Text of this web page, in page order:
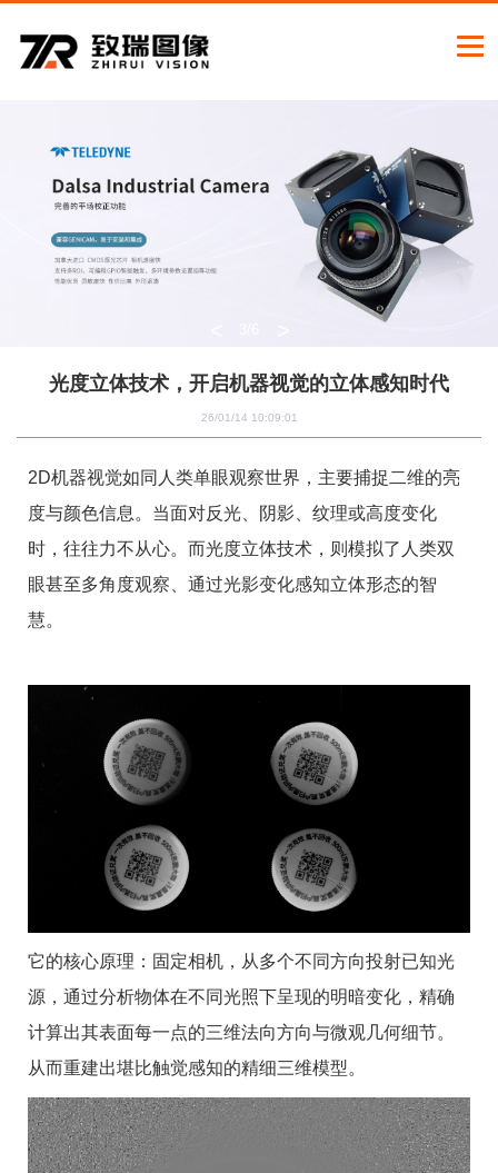
光度立体技术，开启机器视觉的立体感知时代
26/01/14 10:09:01
2D机器视觉如同人类单眼观察世界，主要捕捉二维的亮
度与颜色信息。当面对反光、阴影、纹理或高度变化
时，往往力不从心。而光度立体技术，则模拟了人类双
眼甚至多角度观察、通过光影变化感知立体形态的智
慧。
它的核心原理：固定相机，从多个不同方向投射已知光
源，通过分析物体在不同光照下呈现的明暗变化，精确
计算出其表面每一点的三维法向方向与微观几何细节。
从而重建出堪比触觉感知的精细三维模型。